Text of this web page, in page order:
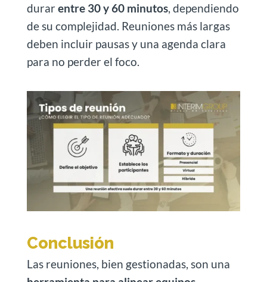
durarentre 30 y 60 minutos, dependiendo
de su complejidad. Reuniones más largas
deben incluir pausas y una agenda clara
para no perder el foco.
Conclusión
Las reuniones, bien gestionadas, son una